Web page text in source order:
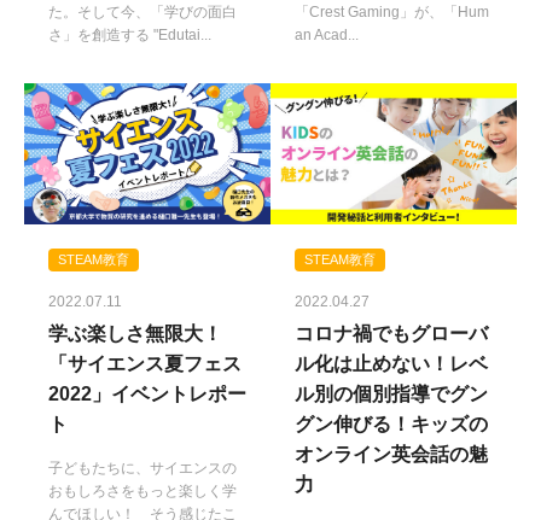
た。そして今、「学びの面白
さ」を創造する "Edutai...
「Crest Gaming」が、「Hum
an Acad...
STEAM教育
2022.07.11
学ぶ楽しさ無限大！
「サイエンス夏フェス
2022」イベントレポー
ト
子どもたちに、サイエンスの
おもしろさをもっと楽しく学
んでほしい！ そう感じたこ
STEAM教育
2022.04.27
コロナ禍でもグローバ
ル化は止めない！レベ
ル別の個別指導でグン
グン伸びる！キッズの
オンライン英会話の魅
力